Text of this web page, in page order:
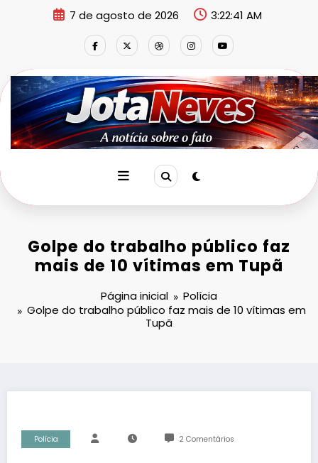
7 de agosto de 2026 3:22:41 AM
Golpe do trabalho público faz
mais de 10 vítimas em Tupã
Página inicial
Polícia
Golpe do trabalho público faz mais de 10 vítimas em
Tupã
Polícia 2 Comentários